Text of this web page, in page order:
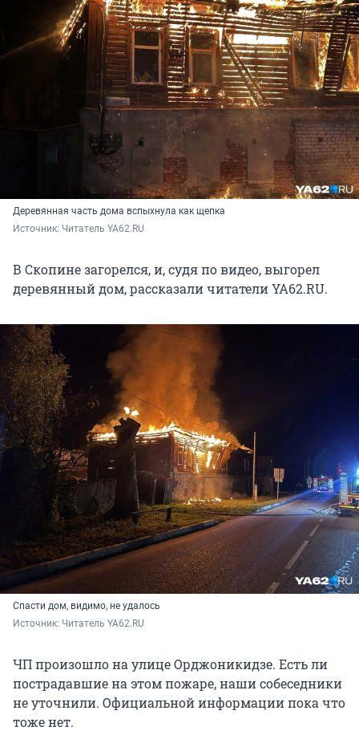
Деревянная часть дома вспыхнула как щепка
Источник: Читатель YA62.RU
В Скопине загорелся, и, судя по видео, выгорел
деревянный дом, рассказали читатели YA62.RU.
Спасти дом, видимо, не удалось
Источник: Читатель YA62.RU
ЧП произошло на улице Орджоникидзе. Есть ли
пострадавшие на этом пожаре, наши собеседники
не уточнили. Официальной информации пока что
тоже нет.